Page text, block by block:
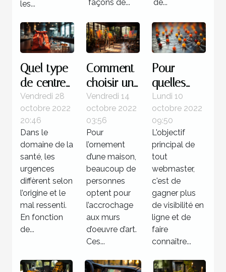
les...
façons de...
de...
Quel type
de centre
pour une
urgence
médicale ?
Vendredi 28
octobre 2022
20:46
Dans le
domaine de la
santé, les
urgences
diffèrent selon
l’origine et le
mal ressenti.
En fonction
de...
Comment
choisir un
tableau
d’art ?
Vendredi 14
octobre 2022
03:56
Pour
l’ornement
d’une maison,
beaucoup de
personnes
optent pour
l’accrochage
aux murs
d’oeuvre d’art.
Ces...
Pour
quelles
raisons
utiliser la
méthode
de
netlinking
?
Lundi 10
octobre 2022
09:50
L'objectif
principal de
tout
webmaster,
c'est de
gagner plus
de visibilité en
ligne et de
faire
connaître...